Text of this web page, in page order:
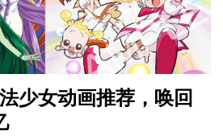
少女动画推荐，唤回